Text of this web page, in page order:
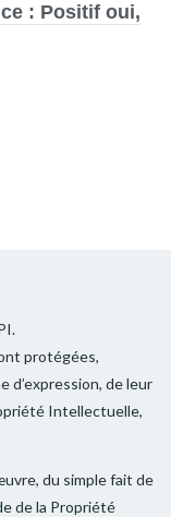
: Positif oui,
protégées,
d’expression, de leur
Intellectuelle,
du simple fait de
de la Propriété